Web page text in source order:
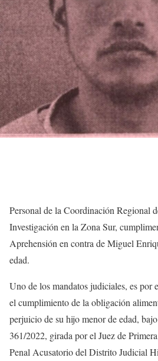
Personal de la Coordinación Regional
Investigación en la Zona Sur,
Aprehensión en contra de Miguel
edad.
Uno de los mandatos judiciales, es por
el cumplimiento de la obligación
perjuicio de su hijo menor de edad,
361/2022, girada por el Juez de
Penal Acusatorio del Distrito Judicial